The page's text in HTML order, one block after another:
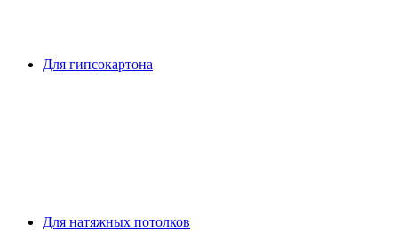
Для гипсокартона
Для натяжных потолков